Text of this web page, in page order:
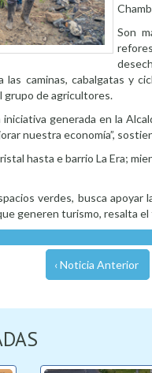
Son
las caminas, cabalgatas y
grupo de agricultores.
generada en la
nuestra economía”,
hasta e barrio La Era;
verdes, busca
generen turismo, resalta el
‹ Noticia Anterior